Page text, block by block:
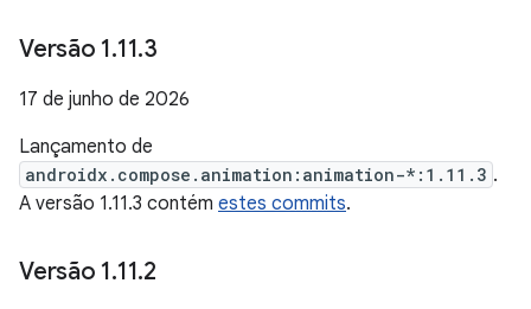
Versão 1.11.3
17 de junho de 2026
Lançamento de
androidx.compose.animation:animation-*:1.11.3 .
A versão 1.11.3 contém estes commits.
Versão 1.11.2